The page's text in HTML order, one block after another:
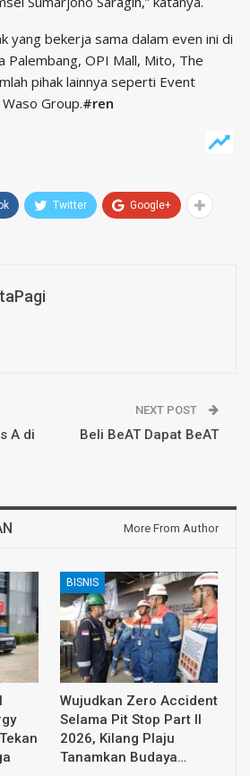
yang bekerja sama dalam even ini di
Palembang, OPI Mall, Mito, The
pihak lainnya seperti Event
Group.#ren
Twitter Google+
A di
NEXT POST
Beli BeAT Dapat BeAT
More From Author
BISNIS
Wujudkan Zero Accident
Selama Pit Stop Part II
2026, Kilang Plaju
Tanamkan Budaya…